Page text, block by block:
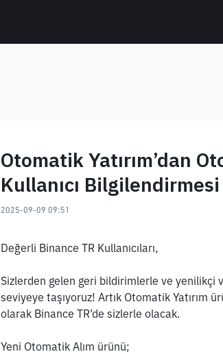
Otomatik Yatırım’dan
Kullanıcı Bilgilendirmesi
2025-09-09 09:51
Değerli Binance TR Kullanıcıları,
Sizlerden gelen geri bildirimlerle ve yenilikçi
seviyeye taşıyoruz! Artık Otomatik Yatırım
olarak Binance TR’de sizlerle olacak.
Yeni Otomatik Alım ürünü;